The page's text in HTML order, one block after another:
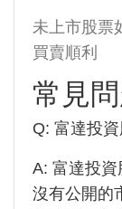
未上市股票
買賣順利
常見
Q: 富達投資
A: 富達投資
沒有公開的